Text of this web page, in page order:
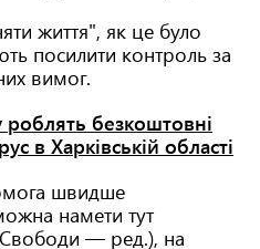
життя", як це було
посилити контроль за
вимог.
безкоштовні
в Харківській області
швидше
намети тут
Свободи — ред.), на